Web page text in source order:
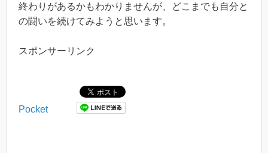
終わりがあるかもわかりませんが、どこまでも自分と
の闘いを続けてみようと思います。
スポンサーリンク
Pocket